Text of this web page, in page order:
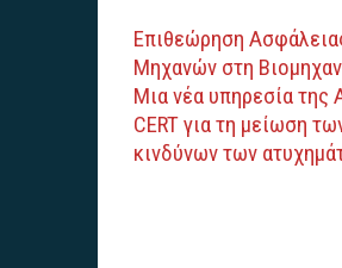
Επιθεώρηση
Μηχανών στη
Μια νέα υπηρεσία της
CERT για τη μείωση
κινδύνων των